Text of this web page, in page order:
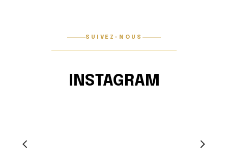
SUIVEZ-NOUS
INSTAGRAM